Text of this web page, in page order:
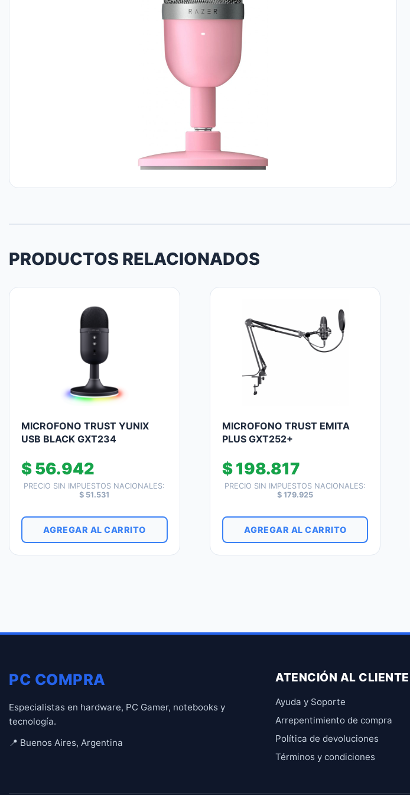
PRODUCTOS RELACIONADOS
MICROFONO TRUST YUNIX
USB BLACK GXT234
$56.942
PRECIO SIN IMPUESTOS NACIONALES:
$ 51.531
AGREGAR AL CARRITO
MICROFONO TRUST EMITA
PLUS GXT252+
$198.817
PRECIO SIN IMPUESTOS NACIONALES:
$ 179.925
AGREGAR AL CARRITO
PC COMPRA
Especialistas en hardware, PC Gamer, notebooks y
tecnología.
📍 Buenos Aires, Argentina
ATENCIÓN AL CLIENTE
Ayuda y Soporte
Arrepentimiento de compra
Política de devoluciones
Términos y condiciones